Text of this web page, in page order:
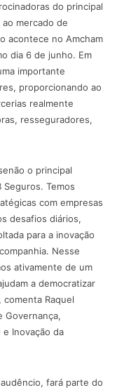
do principal
mercado de
acontece no Amcham
dia 6 de junho. Em
importante
proporcionando ao
realmente
resseguradores,
o principal
Temos
com empresas
desafios diários,
para a inovação
Nesse
ativamente de um
a democratizar
Raquel
Governança,
Inovação da
fará parte do